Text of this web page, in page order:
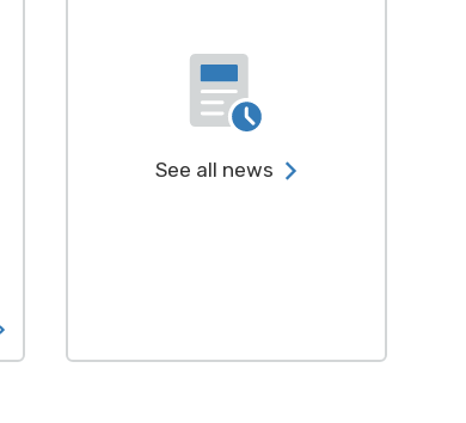
See all news